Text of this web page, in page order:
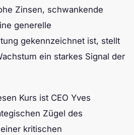
Zinsen, schwankende
generelle
gekennzeichnet ist, stellt
ein starkes Signal der
Kurs ist CEO Yves
Zügel des
kritischen